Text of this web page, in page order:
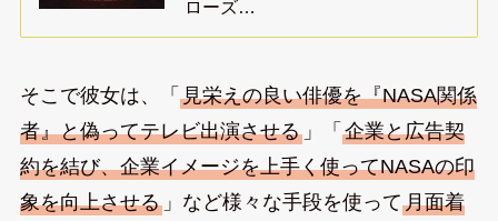
ローズ…
そこで彼女は、「 見栄えの良い俳優を『NASA関係
者』と偽ってテレビ出演させる」「 企業と広告契
約を結び、企業イメージを上手く使ってNASAの印
象を向上させる」など様々な手段を使って月面着